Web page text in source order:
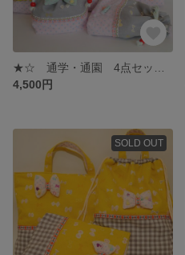
4,500円
SOLD OUT